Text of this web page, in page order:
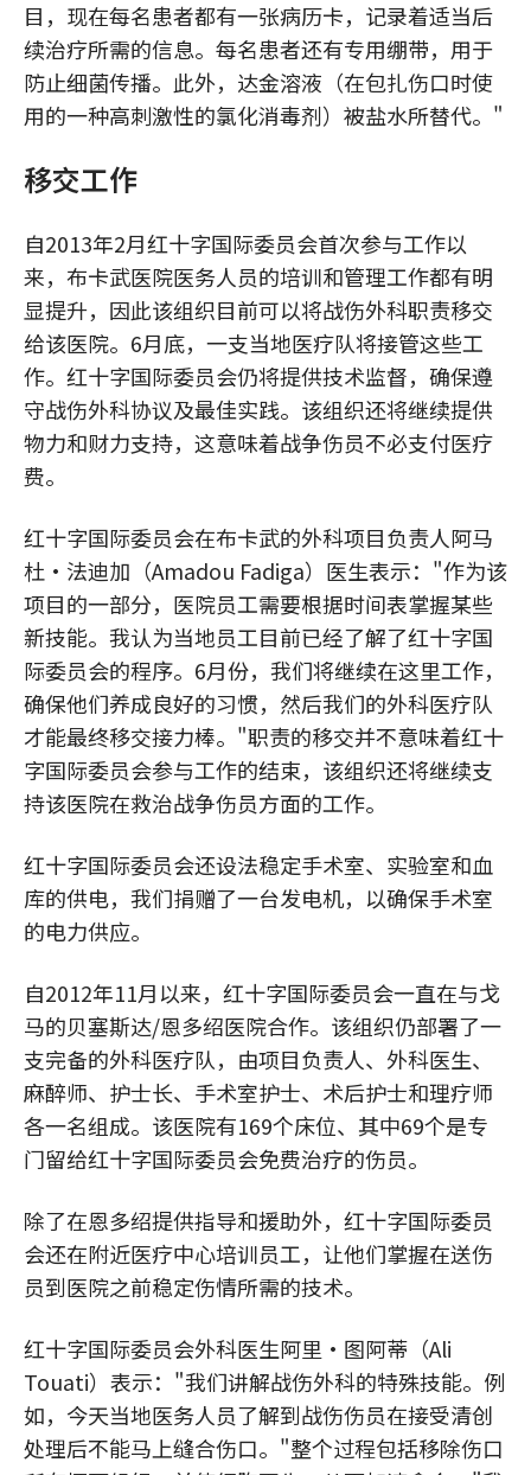
目，现在每名患者都有一张病历卡，记录着适当后
续治疗所需的信息。每名患者还有专用绷带，用于
防止细菌传播。此外，达金溶液（在包扎伤口时使
用的一种高刺激性的氯化消毒剂）被盐水所替代。"
移交工作
自2013年2月红十字国际委员会首次参与工作以
来，布卡武医院医务人员的培训和管理工作都有明
显提升，因此该组织目前可以将战伤外科职责移交
给该医院。6月底，一支当地医疗队将接管这些工
作。红十字国际委员会仍将提供技术监督，确保遵
守战伤外科协议及最佳实践。该组织还将继续提供
物力和财力支持，这意味着战争伤员不必支付医疗
费。
红十字国际委员会在布卡武的外科项目负责人阿马
杜·法迪加（Amadou Fadiga）医生表示："作为该
项目的一部分，医院员工需要根据时间表掌握某些
新技能。我认为当地员工目前已经了解了红十字国
际委员会的程序。6月份，我们将继续在这里工作，
确保他们养成良好的习惯，然后我们的外科医疗队
才能最终移交接力棒。"职责的移交并不意味着红十
字国际委员会参与工作的结束，该组织还将继续支
持该医院在救治战争伤员方面的工作。
红十字国际委员会还设法稳定手术室、实验室和血
库的供电，我们捐赠了一台发电机，以确保手术室
的电力供应。
自2012年11月以来，红十字国际委员会一直在与戈
马的贝塞斯达/恩多绍医院合作。该组织仍部署了一
支完备的外科医疗队，由项目负责人、外科医生、
麻醉师、护士长、手术室护士、术后护士和理疗师
各一名组成。该医院有169个床位、其中69个是专
门留给红十字国际委员会免费治疗的伤员。
除了在恩多绍提供指导和援助外，红十字国际委员
会还在附近医疗中心培训员工，让他们掌握在送伤
员到医院之前稳定伤情所需的技术。
红十字国际委员会外科医生阿里·图阿蒂（Ali
Touati）表示："我们讲解战伤外科的特殊技能。例
如，今天当地医务人员了解到战伤伤员在接受清创
处理后不能马上缝合伤口。"整个过程包括移除伤口